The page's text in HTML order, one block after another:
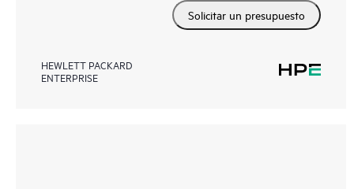
Solicitar un presupuesto
HEWLETT PACKARD
ENTERPRISE